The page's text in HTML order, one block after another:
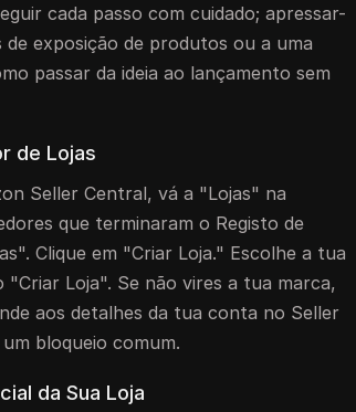
cada passo com cuidado; apressar-
exposição de produtos ou a uma
passar da ideia ao lançamento sem
de Lojas
Seller Central, vá a "Lojas" na
que terminaram o Registo de
Clique em "Criar Loja." Escolhe a tua
Loja". Se não vires a tua marca,
aos detalhes da tua conta no Seller
bloqueio comum.
da Sua Loja